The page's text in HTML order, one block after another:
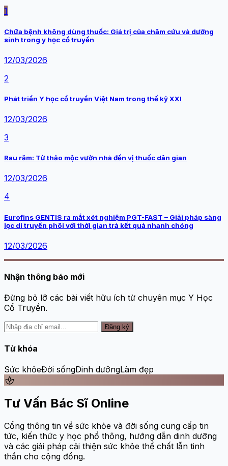
1
Chữa bệnh không dùng thuốc: Giá trị của châm cứu và dưỡng
sinh trong y học cổ truyền
12/03/2026
2
Phát triển Y học cổ truyền Việt Nam trong thế kỷ XXI
12/03/2026
3
Rau răm: Từ thảo mộc vườn nhà đến vị thuốc dân gian
12/03/2026
4
Eurofins GENTIS ra mắt xét nghiệm PGT-FAST – Giải pháp sàng
lọc di truyền phôi với thời gian trả kết quả nhanh chóng
12/03/2026
Nhận thông báo mới
Đừng bỏ lỡ các bài viết hữu ích từ chuyên mục Y Học
Cổ Truyền.
Đăng ký
Từ khóa
Sức khỏeĐời sốngDinh dưỡngLàm đẹp
spa
Tư Vấn Bác Sĩ Online
Cổng thông tin về sức khỏe và đời sống cung cấp tin
tức, kiến thức y học phổ thông, hướng dẫn dinh dưỡng
và các giải pháp cải thiện sức khỏe thể chất lẫn tinh
thần cho cộng đồng.